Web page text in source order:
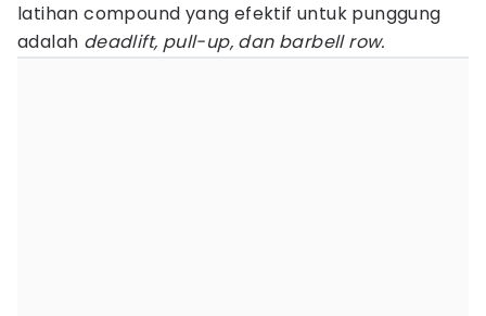
latihan compound yang efektif untuk punggung
adalah deadlift, pull-up, dan barbell row.